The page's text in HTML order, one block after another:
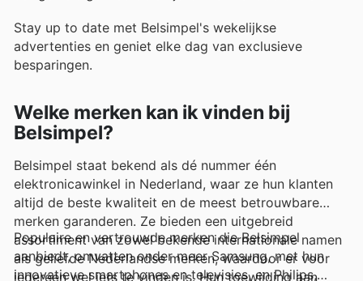
Stay up to date met Belsimpel's wekelijkse
advertenties en geniet elke dag van exclusieve
besparingen.
Welke merken kan ik vinden bij
Belsimpel?
Belsimpel staat bekend als dé nummer één
elektronicawinkel in Nederland, waar ze hun klanten
altijd de beste kwaliteit en de meest betrouwbare
merken garanderen. Ze bieden een uitgebreid
assortiment van zowel bekende internationale namen
als geliefde Nederlandse merken, waardoor er voor
iedereen wel iets te vinden is. Hun toewijding aan
Populaire en vertrouwde merken die Belsimpel
aanbiedt, omvatten onder meer Samsung, met hun
innovatieve smartphones en televisies, en Philips,